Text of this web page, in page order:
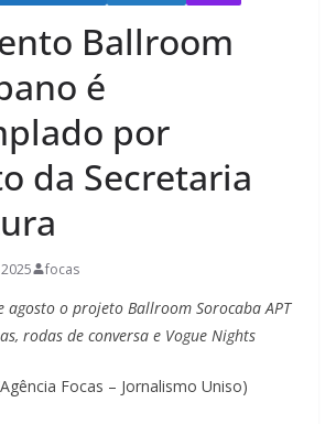
Ballroom
é
por
da Secretaria
focas
agosto o projeto Ballroom Sorocaba APT
rodas de conversa e Vogue Nights
Focas – Jornalismo Uniso)